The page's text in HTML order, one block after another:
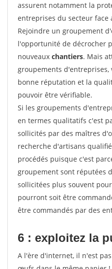
assurent notamment la
entreprises du secteur face
Rejoindre un groupement
l'opportunité de décrocher
nouveaux chantiers. Mais
groupements d'entreprises,
bonne réputation et la
pouvoir être vérifiable.
Si les groupements
en termes qualitatifs c'est
sollicités par des maîtres
recherche d'artisans
procédés puisque c'est
groupement sont réputées
sollicitées plus souvent
pourront soit être
être commandés par des
6 : exploitez la
A l'ère d'internet, il n'est